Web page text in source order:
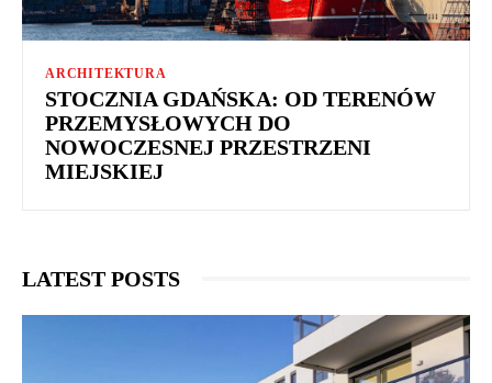
ARCHITEKTURA
STOCZNIA GDAŃSKA: OD TERENÓW
PRZEMYSŁOWYCH DO
NOWOCZESNEJ PRZESTRZENI
MIEJSKIEJ
LATEST POSTS